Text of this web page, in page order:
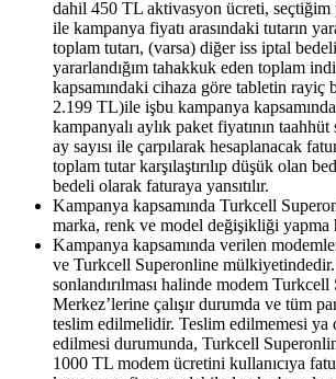
dahil 450 TL aktivasyon ücreti, seçtiğim
ile kampanya fiyatı arasındaki tutarın
toplam tutarı, (varsa) diğer iss iptal
yararlandığım tahakkuk eden toplam
kapsamındaki cihaza göre tabletin rayiç
2.199 TL)ile işbu kampanya
kampanyalı aylık paket fiyatının
ay sayısı ile çarpılarak hesaplanacak
toplam tutar karşılaştırılıp düşük olan
bedeli olarak faturaya yansıtılır.
Kampanya kapsamında Turkcell
marka, renk ve model değişikliği yapma
Kampanya kapsamında verilen
ve Turkcell Superonline
sonlandırılması halinde modem
Merkez’lerine çalışır durumda ve tüm
teslim edilmelidir. Teslim edilmemesi ya
edilmesi durumunda, Turkcell
1000 TL modem ücretini kullanıcıya